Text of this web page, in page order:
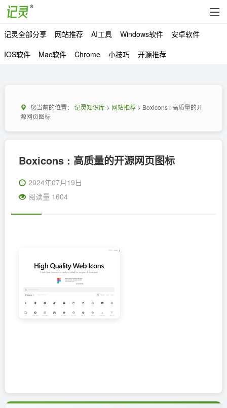
记灵全部分享 网站推荐 AI工具 Windows软件
安卓软件
IOS软件
Mac软件 Chrome 小技巧 开源推荐
您当前的位置： 记灵知识库> 网站推荐> Boxicons : 高质量的开
源网页图标
Boxicons : 高质量的开源网页图标
2024年07月19日
阅读量 1604